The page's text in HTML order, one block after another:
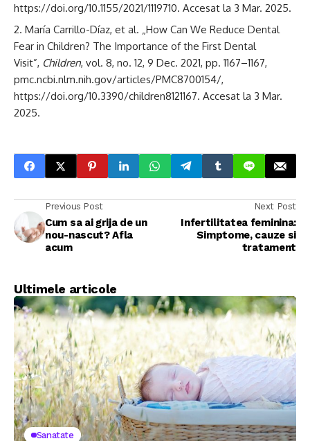
https://doi.org/10.1155/2021/1119710. Accesat la 3 Mar. 2025.
María Carrillo-Díaz, et al. „How Can We Reduce Dental
Fear in Children? The Importance of the First Dental
Visit”, Children, vol. 8, no. 12, 9 Dec. 2021, pp. 1167–1167,
pmc.ncbi.nlm.nih.gov/articles/PMC8700154/,
https://doi.org/10.3390/children8121167. Accesat la 3 Mar.
2025.
Previous Post
Cum sa ai grija de un
nou-nascut? Afla
acum
Next Post
Infertilitatea feminina:
Simptome, cauze si
tratament
Ultimele articole
Sanatate